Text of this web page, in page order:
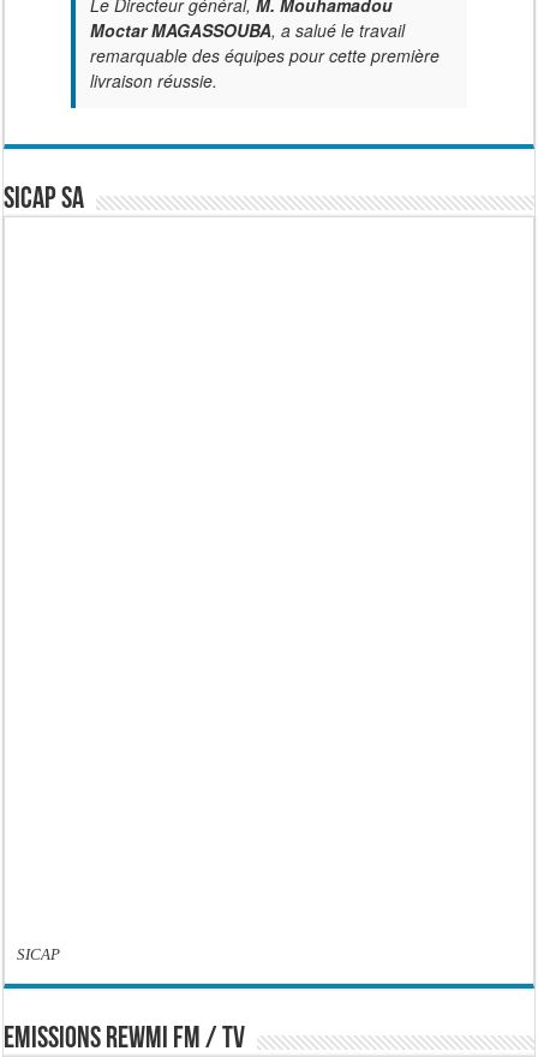
Le Directeur général, M. Mouhamadou
Moctar MAGASSOUBA, a salué le travail
remarquable des équipes pour cette première
livraison réussie.
SICAP SA
SICAP
EMISSIONS REWMI FM / TV